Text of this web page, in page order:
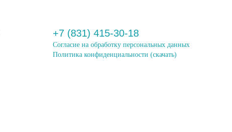
+7 (831) 415-30-18
Согласие на обработку персональных данных
Политика конфиденциальности (скачать)